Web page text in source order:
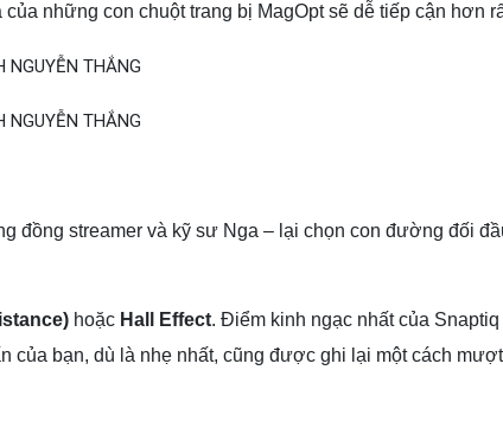
những con chuột trang bị MagOpt sẽ dễ tiếp cận hơn
đồng streamer và kỹ sư Nga – lại chọn con đường đối
hoặc Hall Effect. Điểm kinh ngạc nhất của
của bạn, dù là nhẹ nhất, cũng được ghi lại một cách